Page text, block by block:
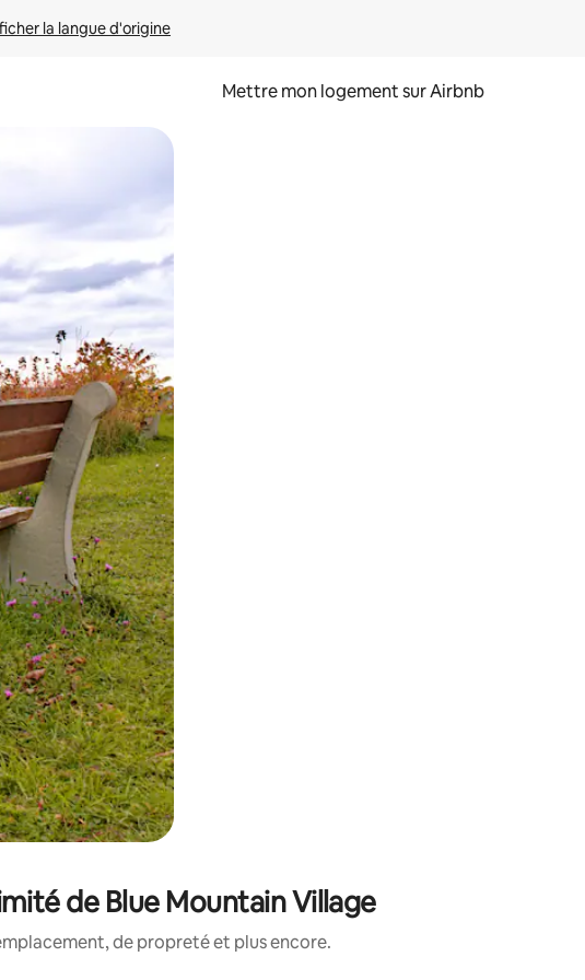
la langue d'origine
Mettre mon logement sur Airbnb
et en faisant glisser.
de Blue Mountain Village
de propreté et plus encore.